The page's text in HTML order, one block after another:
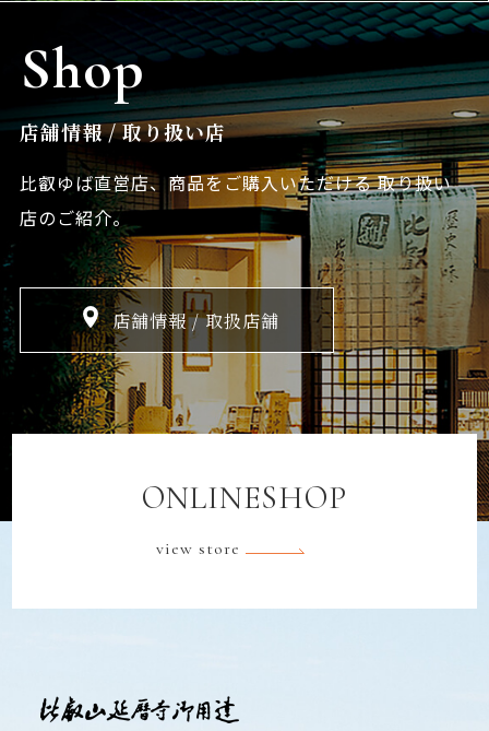
Shop
店舗情報 / 取り扱い店
比叡ゆば直営店、商品をご購入いただける取り扱い
店のご紹介。
店舗情報 / 取扱店舗
ONLINESHOP
view store